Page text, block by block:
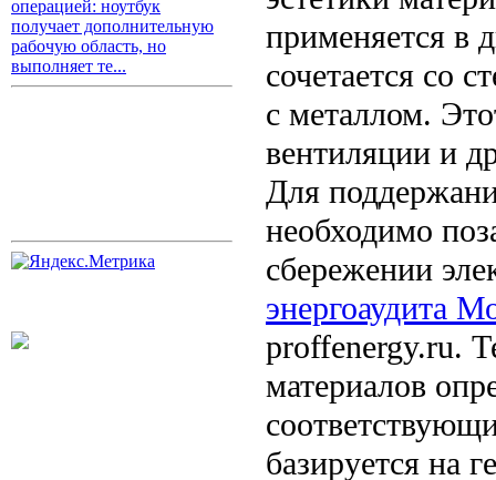
операцией: ноутбук
получает дополнительную
рабочую область, но
выполняет те...
применяется в
сочетается со
с металлом.
вентиляции и
Для
необходимо
сбережении
энергоаудита
proffenergy.ru.
материалов
базируется на